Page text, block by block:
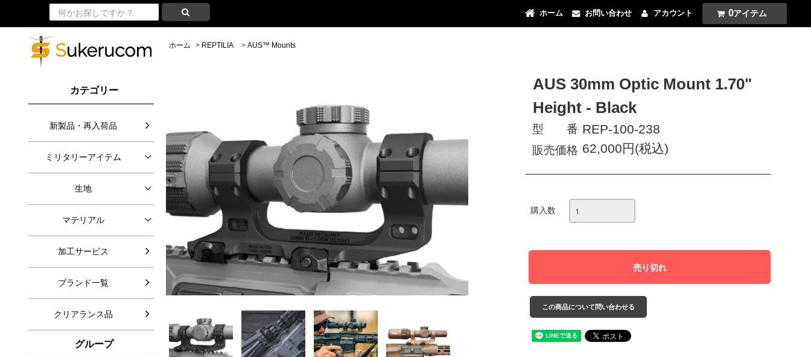
ホーム お問い合わせ アカウント 0アイテム
ホーム > REPTILIA >AUS™ Mounts
AUS 30mm Optic Mount 1.70"
Height - Black
型 番 REP-100-238
販売価格 62,000円(税込)
購入数
この商品について 問い合わせる
カテゴリー
新製品・再入荷品
ミリタリーアイテム
生地
マテリアル
加工サービス
ブランド一覧
クリアランス品
グループ